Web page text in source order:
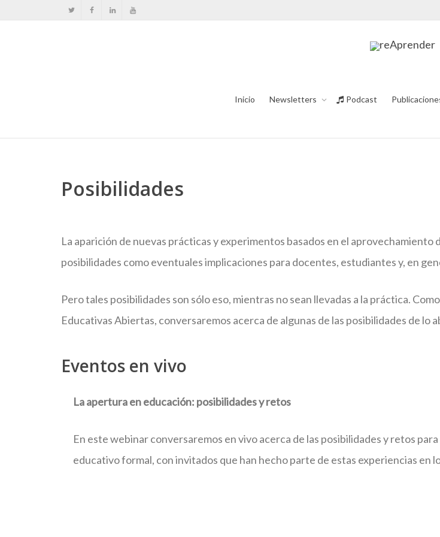
Inicio Newsletters Podcast
Posibilidades
La aparición de nuevas prácticas y experimentos basados en el
posibilidades como eventuales implicaciones para docentes, estudiantes y, en
Pero tales posibilidades son sólo eso, mientras no sean llevadas a la práctica.
Educativas Abiertas, conversaremos acerca de algunas de las posibilidades de lo
Eventos en vivo
La apertura en educación: posibilidades y retos
En este webinar conversaremos en vivo acerca de las posibilidades y retos
educativo formal, con invitados que han hecho parte de estas experiencias en